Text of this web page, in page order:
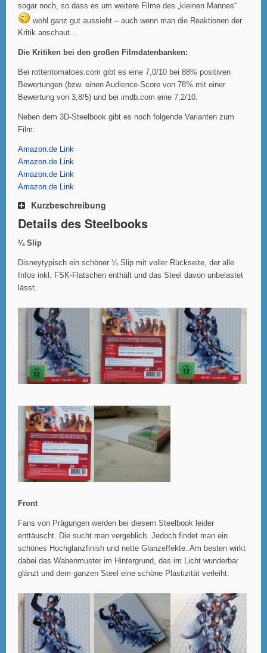
sogar noch, so dass es um weitere Filme des „kleinen Mannes“
wohl ganz gut aussieht – auch wenn man die Reaktionen der
Kritik anschaut…
Die Kritiken bei den großen Filmdatenbanken:
Bei rottentomatoes.com gibt es eine 7,0/10 bei 88% positiven
Bewertungen (bzw. einen Audience-Score von 78% mit einer
Bewertung von 3,8/5) und bei imdb.com eine 7,2/10.
Neben dem 3D-Steelbook gibt es noch folgende Varianten zum
Film:
Amazon.de Link
Amazon.de Link
Amazon.de Link
Amazon.de Link
Kurzbeschreibung
Details des Steelbooks
¼ Slip
Disneytypisch ein schöner ¼ Slip mit voller Rückseite, der alle
Infos inkl. FSK-Flatschen enthält und das Steel davon unbelastet
lässt.
Front
Fans von Prägungen werden bei diesem Steelbook leider
enttäuscht. Die sucht man vergeblich. Jedoch findet man ein
schönes Hochglanzfinish und nette Glanzeffekte. Am besten wirkt
dabei das Wabenmuster im Hintergrund, das im Licht wunderbar
glänzt und dem ganzen Steel eine schöne Plastizität verleiht.